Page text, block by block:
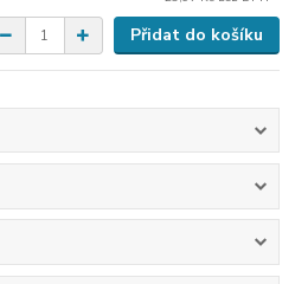
Přidat do košíku